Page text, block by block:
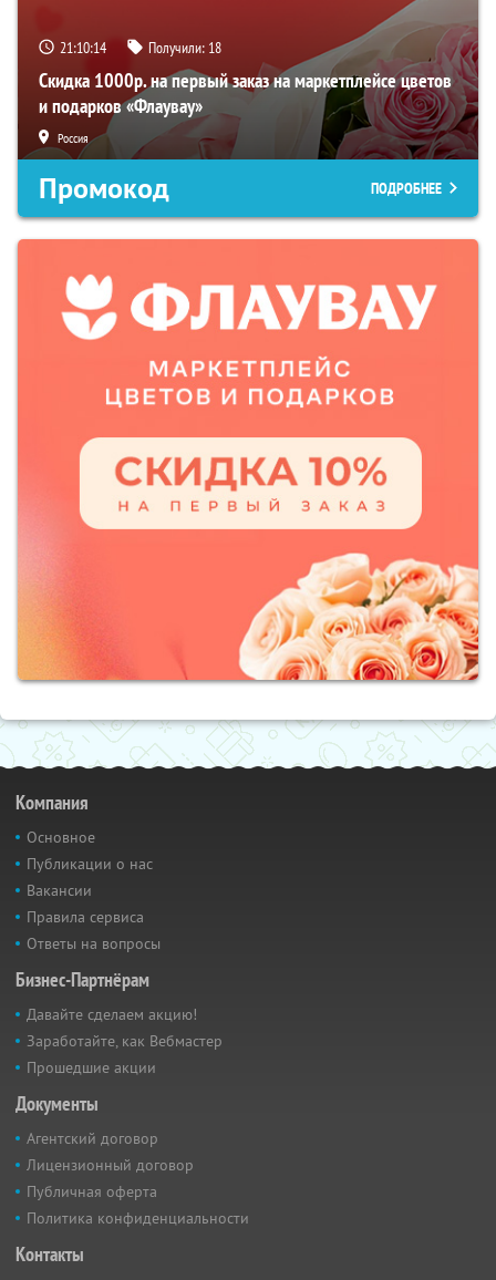
21:10:13 Получили: 18
Скидка 1000р. на первый заказ на маркетплейсе цветов
и подарков «Флаувау»
Россия
Промокод ПОДРОБНЕЕ
Компания
Основное
Публикации о нас
Вакансии
Правила сервиса
Ответы на вопросы
Бизнес-Партнёрам
Давайте сделаем акцию!
Заработайте, как Вебмастер
Прошедшие акции
Документы
Агентский договор
Лицензионный договор
Публичная оферта
Политика конфиденциальности
Контакты